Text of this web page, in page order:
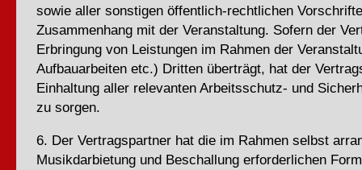
sowie aller sonstigen öffentlich-rechtlichen
Zusammenhang mit der Veranstaltung. Sofern der
Erbringung von Leistungen im Rahmen der
Aufbauarbeiten etc.) Dritten überträgt, hat der
Einhaltung aller relevanten Arbeitsschutz- und
zu sorgen.
6. Der Vertragspartner hat die im Rahmen selbst
Musikdarbietung und Beschallung erforderlichen